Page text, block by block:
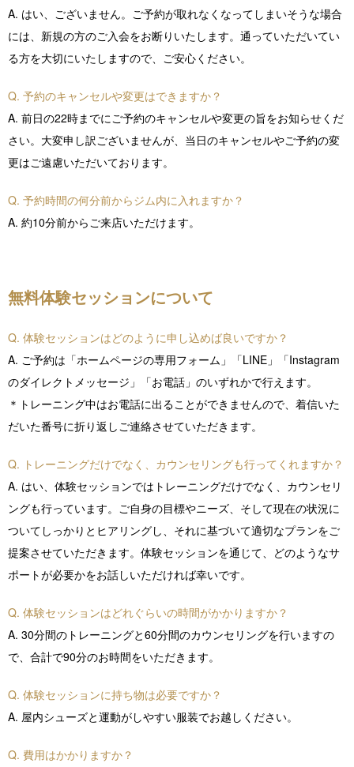
A. はい、ございません。ご予約が取れなくなってしまいそうな場合
には、新規の方のご入会をお断りいたします。通っていただいてい
る方を大切にいたしますので、ご安心ください。
Q. 予約のキャンセルや変更はできますか？
A. 前日の22時までにご予約のキャンセルや変更の旨をお知らせくだ
さい。大変申し訳ございませんが、当日のキャンセルやご予約の変
更はご遠慮いただいております。
Q. 予約時間の何分前からジム内に入れますか？
A. 約10分前からご来店いただけます。
無料体験セッションについて
Q. 体験セッションはどのように申し込めば良いですか？
A. ご予約は「ホームページの専用フォーム」「LINE」「Instagram
のダイレクトメッセージ」「お電話」のいずれかで行えます。
＊トレーニング中はお電話に出ることができませんので、着信いた
だいた番号に折り返しご連絡させていただきます。
Q. トレーニングだけでなく、カウンセリングも行ってくれますか？
A. はい、体験セッションではトレーニングだけでなく、カウンセリ
ングも行っています。ご自身の目標やニーズ、そして現在の状況に
ついてしっかりとヒアリングし、それに基づいて適切なプランをご
提案させていただきます。体験セッションを通じて、どのようなサ
ポートが必要かをお話しいただければ幸いです。
Q. 体験セッションはどれぐらいの時間がかかりますか？
A. 30分間のトレーニングと60分間のカウンセリングを行いますの
で、合計で90分のお時間をいただきます。
Q. 体験セッションに持ち物は必要ですか？
A. 屋内シューズと運動がしやすい服装でお越しください。
Q. 費用はかかりますか？